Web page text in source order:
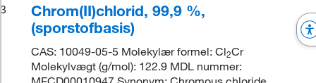
3
Chrom(II)chlorid, 99,9 %,
(sporstofbasis)
CAS: 10049-05-5 Molekylær formel: Cl2Cr
Molekylvægt (g/mol): 122.9 MDL nummer: